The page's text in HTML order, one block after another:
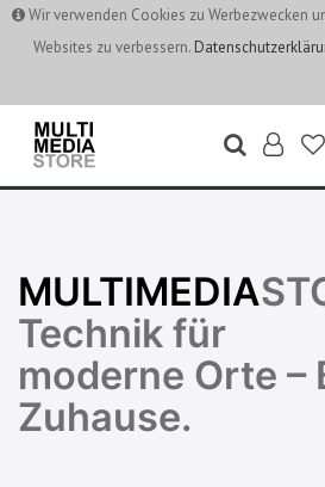
Wir verwenden Cookies zu Werbezwecken
Websites zu verbessern.
MULTIMEDIA
Technik für
moderne Orte –
Zuhause.